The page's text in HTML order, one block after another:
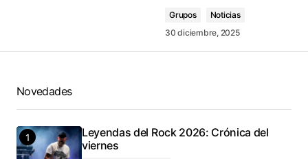
Grupos
Noticias
30 diciembre, 2025
Novedades
Leyendas del Rock 2026: Crónica del
viernes